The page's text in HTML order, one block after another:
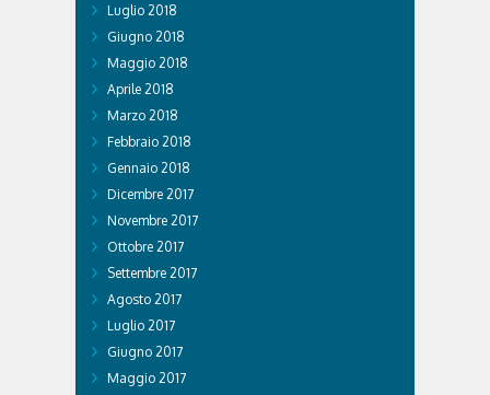
Luglio 2018
Giugno 2018
Maggio 2018
Aprile 2018
Marzo 2018
Febbraio 2018
Gennaio 2018
Dicembre 2017
Novembre 2017
Ottobre 2017
Settembre 2017
Agosto 2017
Luglio 2017
Giugno 2017
Maggio 2017